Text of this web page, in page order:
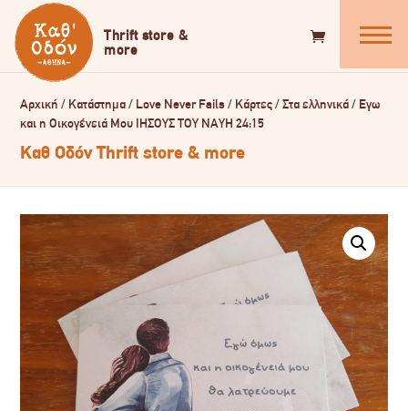
Αρχική / Κατάστημα/ Love Never Fails/ Κάρτες/Στα ελληνικά/ Εγω
και η Οικογένειά Μου ΙΗΣΟΥΣ ΤΟΥ ΝΑΥΗ 24:15
Καθ Οδόν Thrift store & more